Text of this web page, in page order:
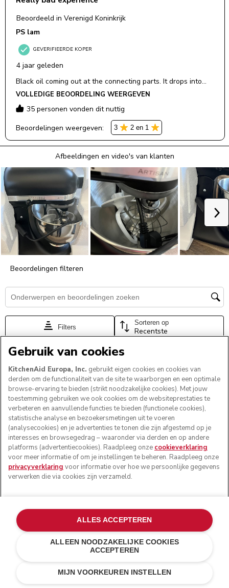
Kosten besparen€ 70,35
Gebruik van cookies
KitchenAid Europa, Inc. gebruikt eigen cookies en cookies van
derden om de functionaliteit van de site te waarborgen en een optimale
browse-ervaring te bieden (strikt noodzakelijke cookies). Met jouw
toestemming gebruiken we ook cookies om de websiteprestaties te
verbeteren en aanvullende functies te bieden (functionele cookies),
statistische analyse en bezoekersmetingen uit te voeren
(analysecookies) en je advertenties te tonen die zijn afgestemd op je
interesses en browsegedrag – waaronder via derden en op andere
platforms (advertentiecookies). Raadpleeg onze cookieverklaring
voor meer informatie of om je instellingen te beheren. Raadpleeg onze
privacyverklaring voor informatie over hoe we persoonlijke gegevens
verwerken die via cookies zijn verzameld.
MIJN VOORKEUREN INSTELLEN
ALLEEN NOODZAKELIJKE COOKIES
ACCEPTEREN
ALLES ACCEPTEREN